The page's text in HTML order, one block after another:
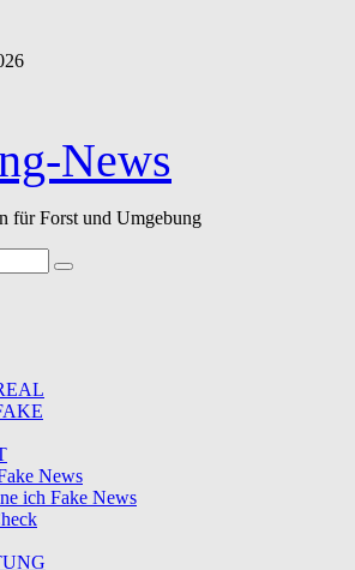
News
für Forst und Umgebung
News
ich Fake News